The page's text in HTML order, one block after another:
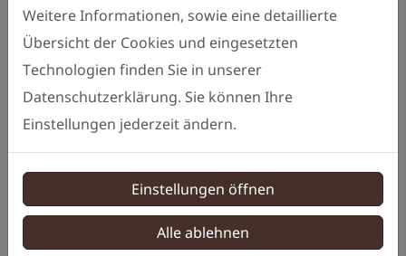
Telefon
Betreff
Weitere Informationen, sowie eine detaillierte
Übersicht der Cookies und eingesetzten
Technologien finden Sie in unserer
Datenschutzerklärung. Sie können Ihre
Einstellungen jederzeit ändern.
Einstellungen öffnen
Alle ablehnen